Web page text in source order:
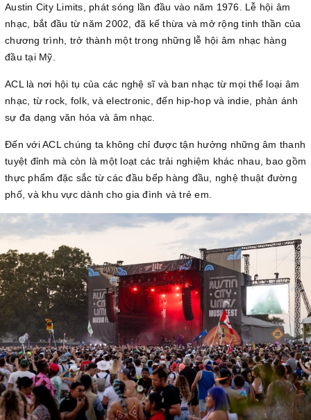
Austin City Limits, phát sóng lần đầu vào năm 1976. Lễ hội âm
nhạc, bắt đầu từ năm 2002, đã kế thừa và mở rộng tinh thần của
chương trình, trở thành một trong những lễ hội âm nhạc hàng
đầu tại Mỹ.
ACL là nơi hội tụ của các nghệ sĩ và ban nhạc từ mọi thể loại âm
nhạc, từ rock, folk, và electronic, đến hip-hop và indie, phản ánh
sự đa dạng văn hóa và âm nhạc.
Đến với ACL chúng ta không chỉ được tận hưởng những âm thanh
tuyệt đỉnh mà còn là một loạt các trải nghiệm khác nhau, bao gồm
thực phẩm đặc sắc từ các đầu bếp hàng đầu, nghệ thuật đường
phố, và khu vực dành cho gia đình và trẻ em.